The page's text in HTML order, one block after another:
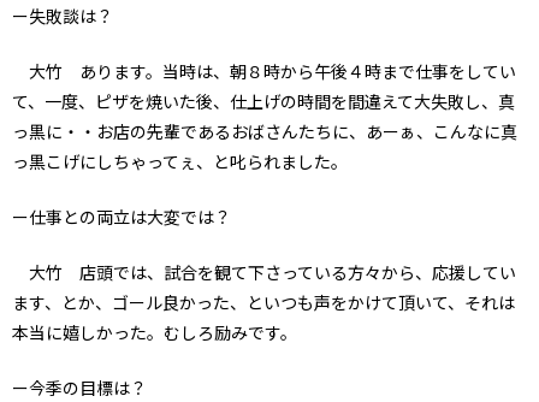
ー失敗談は？
大竹 あります。当時は、朝８時から午後４時まで仕事をしてい
て、一度、ピザを焼いた後、仕上げの時間を間違えて大失敗し、真
っ黒に・・お店の先輩であるおばさんたちに、あーぁ、こんなに真
っ黒こげにしちゃってぇ、と叱られました。
ー仕事との両立は大変では？
大竹 店頭では、試合を観て下さっている方々から、応援してい
ます、とか、ゴール良かった、といつも声をかけて頂いて、それは
本当に嬉しかった。むしろ励みです。
ー今季の目標は？